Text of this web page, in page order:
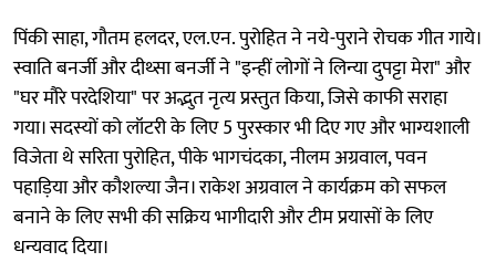
पिंकी साहा, गौतम हलदर, एल.एन. पुरोहित ने नये-पुराने रोचक गीत गाये।
स्वाति बनर्जी और दीथ्सा बनर्जी ने "इन्हीं लोगों ने लिन्या दुपट्टा मेरा" और
"घर मौरे परदेशिया" पर अद्भुत नृत्य प्रस्तुत किया, जिसे काफी सराहा
गया। सदस्यों को लॉटरी के लिए 5 पुरस्कार भी दिए गए और भाग्यशाली
विजेता थे सरिता पुरोहित, पीके भागचंदका, नीलम अग्रवाल, पवन
पहाड़िया और कौशल्या जैन। राकेश अग्रवाल ने कार्यक्रम को सफल
बनाने के लिए सभी की सक्रिय भागीदारी और टीम प्रयासों के लिए
धन्यवाद दिया।